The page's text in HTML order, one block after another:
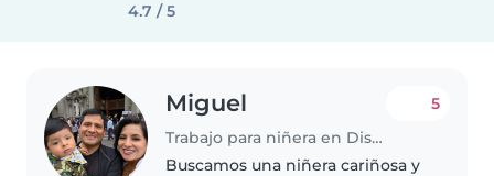
4.7 / 5
Miguel
Trabajo para niñera en Distrito de Miraflores
5
Buscamos una niñera cariñosa y